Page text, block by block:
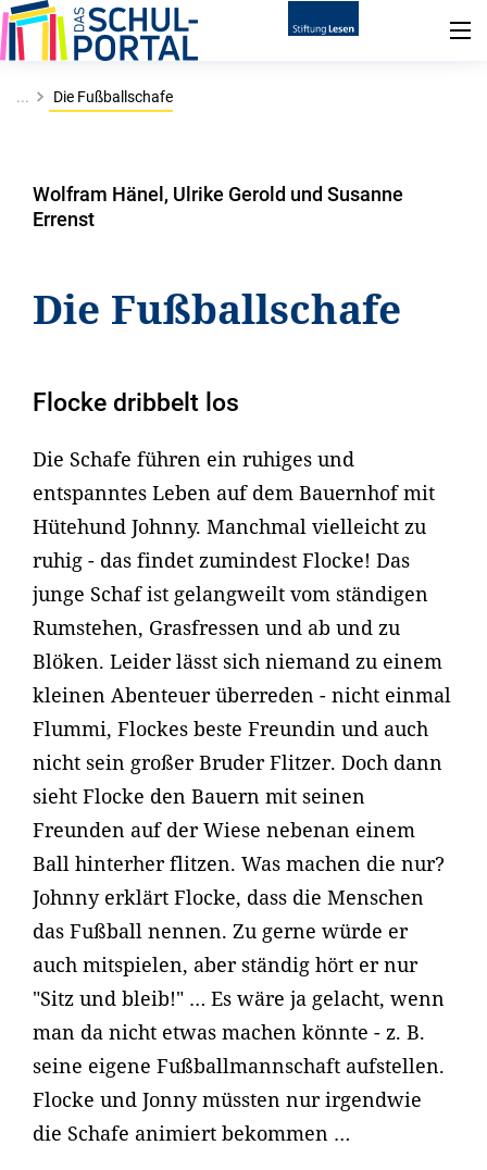
... Die Fußballschafe
Wolfram Hänel, Ulrike Gerold und Susanne
Errenst
Die Fußballschafe
Flocke dribbelt los
Die Schafe führen ein ruhiges und
entspanntes Leben auf dem Bauernhof mit
Hütehund Johnny. Manchmal vielleicht zu
ruhig - das findet zumindest Flocke! Das
junge Schaf ist gelangweilt vom ständigen
Rumstehen, Grasfressen und ab und zu
Blöken. Leider lässt sich niemand zu einem
kleinen Abenteuer überreden - nicht einmal
Flummi, Flockes beste Freundin und auch
nicht sein großer Bruder Flitzer. Doch dann
sieht Flocke den Bauern mit seinen
Freunden auf der Wiese nebenan einem
Ball hinterher flitzen. Was machen die nur?
Johnny erklärt Flocke, dass die Menschen
das Fußball nennen. Zu gerne würde er
auch mitspielen, aber ständig hört er nur
"Sitz und bleib!" … Es wäre ja gelacht, wenn
man da nicht etwas machen könnte - z. B.
seine eigene Fußballmannschaft aufstellen.
Flocke und Jonny müssten nur irgendwie
die Schafe animiert bekommen …